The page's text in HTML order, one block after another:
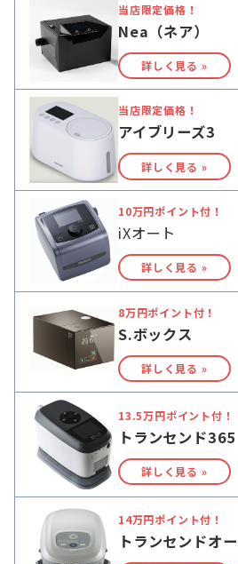
当店限定価格！
Nea（ネア）
詳しく見る »
当店限定価格！
アイブリーズ3
詳しく見る »
10万円ポイント付！
iXオート
詳しく見る »
8万円ポイント付！
S.ボックス
詳しく見る »
13.5万円ポイント付！
トランセンド365
詳しく見る »
14万円ポイント付！
トランセンドオ